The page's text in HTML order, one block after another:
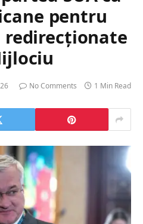
pentru
redirecționate
No Comments 1 Min Read